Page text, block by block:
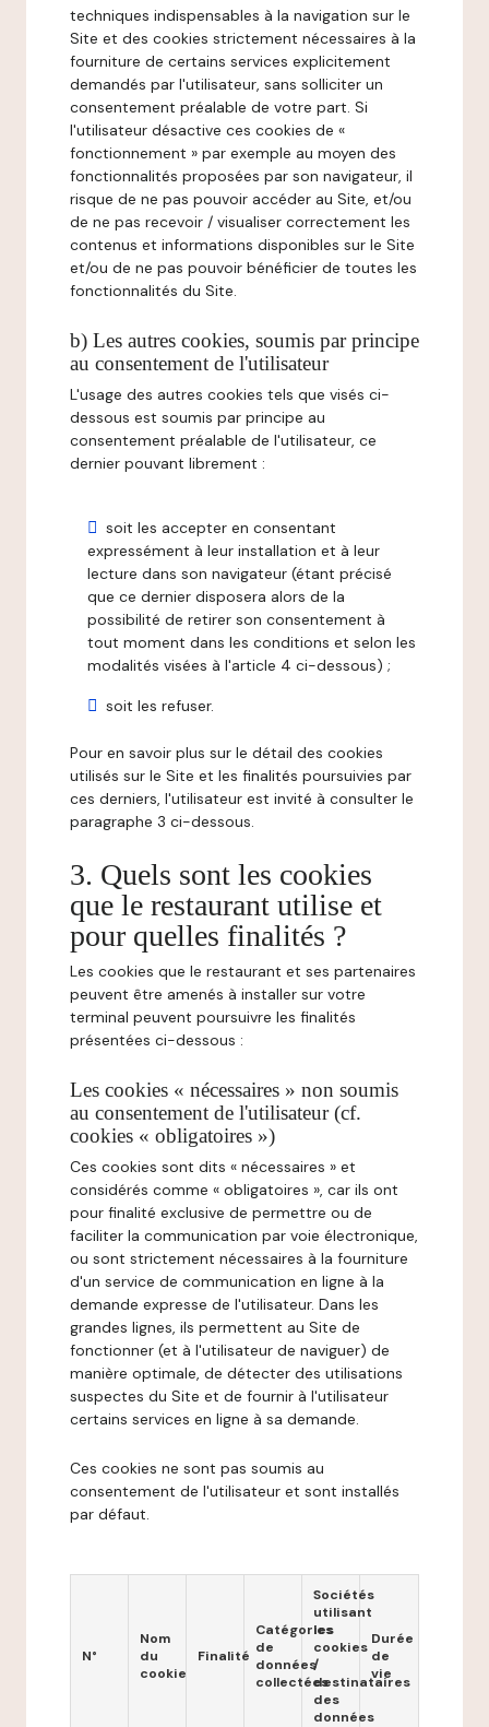
techniques indispensables à la navigation sur le
Site et des cookies strictement nécessaires à la
fourniture de certains services explicitement
demandés par l'utilisateur, sans solliciter un
consentement préalable de votre part. Si
l'utilisateur désactive ces cookies de «
fonctionnement » par exemple au moyen des
fonctionnalités proposées par son navigateur, il
risque de ne pas pouvoir accéder au Site, et/ou
de ne pas recevoir / visualiser correctement les
contenus et informations disponibles sur le Site
et/ou de ne pas pouvoir bénéficier de toutes les
fonctionnalités du Site.
b) Les autres cookies, soumis par principe
au consentement de l'utilisateur
L'usage des autres cookies tels que visés ci-
dessous est soumis par principe au
consentement préalable de l'utilisateur, ce
dernier pouvant librement :
soit les accepter en consentant
expressément à leur installation et à leur
lecture dans son navigateur (étant précisé
que ce dernier disposera alors de la
possibilité de retirer son consentement à
tout moment dans les conditions et selon les
modalités visées à l'article 4 ci-dessous) ;
soit les refuser.
Pour en savoir plus sur le détail des cookies
utilisés sur le Site et les finalités poursuivies par
ces derniers, l'utilisateur est invité à consulter le
paragraphe 3 ci-dessous.
3. Quels sont les cookies
que le restaurant utilise et
pour quelles finalités ?
Les cookies que le restaurant et ses partenaires
peuvent être amenés à installer sur votre
terminal peuvent poursuivre les finalités
présentées ci-dessous :
Les cookies « nécessaires » non soumis
au consentement de l'utilisateur (cf.
cookies « obligatoires »)
Ces cookies sont dits « nécessaires » et
considérés comme « obligatoires », car ils ont
pour finalité exclusive de permettre ou de
faciliter la communication par voie électronique,
ou sont strictement nécessaires à la fourniture
d'un service de communication en ligne à la
demande expresse de l'utilisateur. Dans les
grandes lignes, ils permettent au Site de
fonctionner (et à l'utilisateur de naviguer) de
manière optimale, de détecter des utilisations
suspectes du Site et de fournir à l'utilisateur
certains services en ligne à sa demande.
Ces cookies ne sont pas soumis au
consentement de l'utilisateur et sont installés
par défaut.
N°
Nom
du
cookie
Finalité
Catégories
de
données
collectées
Sociétés
utilisant
les
cookies
/
destinataires
des
données
Durée
de
vie